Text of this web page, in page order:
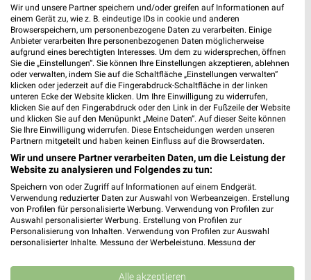
Wir und unsere Partner speichern und/oder greifen auf Informationen auf
einem Gerät zu, wie z. B. eindeutige IDs in cookie und anderen
Browserspeichern, um personenbezogene Daten zu verarbeiten. Einige
Anbieter verarbeiten Ihre personenbezogenen Daten möglicherweise
aufgrund eines berechtigten Interesses. Um dem zu widersprechen, öffnen
Sie die „Einstellungen“. Sie können Ihre Einstellungen akzeptieren, ablehnen
oder verwalten, indem Sie auf die Schaltfläche „Einstellungen verwalten“
klicken oder jederzeit auf die Fingerabdruck-Schaltfläche in der linken
unteren Ecke der Website klicken. Um Ihre Einwilligung zu widerrufen,
klicken Sie auf den Fingerabdruck oder den Link in der Fußzeile der Website
und klicken Sie auf den Menüpunkt „Meine Daten“. Auf dieser Seite können
Sie Ihre Einwilligung widerrufen. Diese Entscheidungen werden unseren
Partnern mitgeteilt und haben keinen Einfluss auf die Browserdaten.
Wir und unsere Partner verarbeiten Daten, um die Leistung der
Website zu analysieren und Folgendes zu tun:
Speichern von oder Zugriff auf Informationen auf einem Endgerät.
Verwendung reduzierter Daten zur Auswahl von Werbeanzeigen. Erstellung
von Profilen für personalisierte Werbung. Verwendung von Profilen zur
Auswahl personalisierter Werbung. Erstellung von Profilen zur
Personalisierung von Inhalten. Verwendung von Profilen zur Auswahl
personalisierter Inhalte. Messung der Werbeleistung. Messung der
Kombinationen von Daten aus verschiedenen Quellen. Entwicklung und
Verbesserung der Angebote. Verwendung reduzierter Daten zur Auswahl
Alle akzeptieren